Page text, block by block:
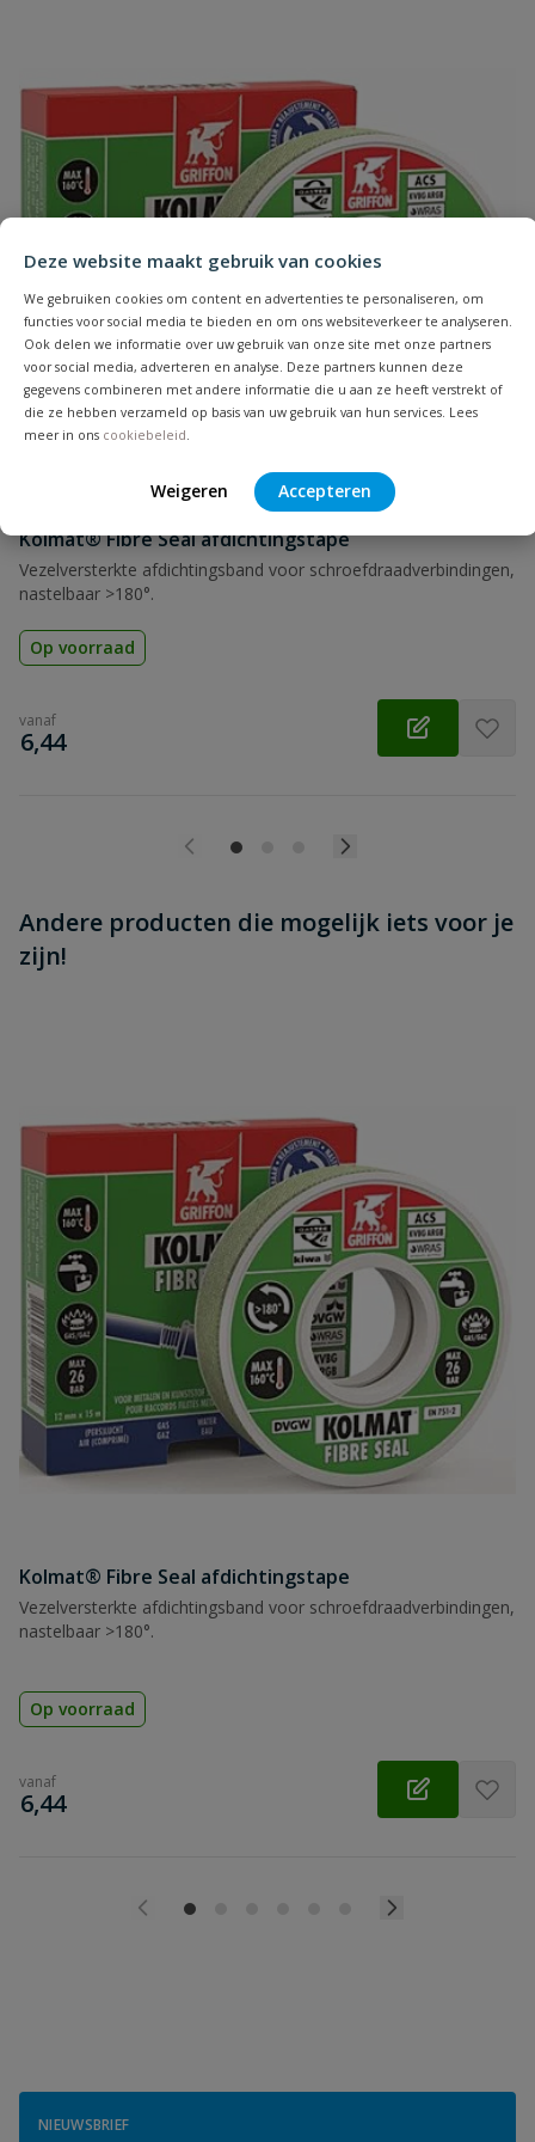
Deze website maakt gebruik van cookies
We gebruiken cookies om content en advertenties te personaliseren, om
functies voor social media te bieden en om ons websiteverkeer te analyseren.
Ook delen we informatie over uw gebruik van onze site met onze partners
voor social media, adverteren en analyse. Deze partners kunnen deze
gegevens combineren met andere informatie die u aan ze heeft verstrekt of
die ze hebben verzameld op basis van uw gebruik van hun services. Lees
meer in ons cookiebeleid.
Weigeren Accepteren
Naam
Samenvatting
Beoordeling
Beoordeling versturen
Kolmat® Fibre Seal afdichtingstape
Vezelversterkte afdichtingsband voor schroefdraadverbindingen,
nastelbaar >180°.
Op voorraad
vanaf
€
6,44
Andere producten die mogelijk iets voor je
zijn!
Kolmat® Fibre Seal afdichtingstape
Vezelversterkte afdichtingsband voor schroefdraadverbindingen,
nastelbaar >180°.
Op voorraad
vanaf
€
6,44
NIEUWSBRIEF